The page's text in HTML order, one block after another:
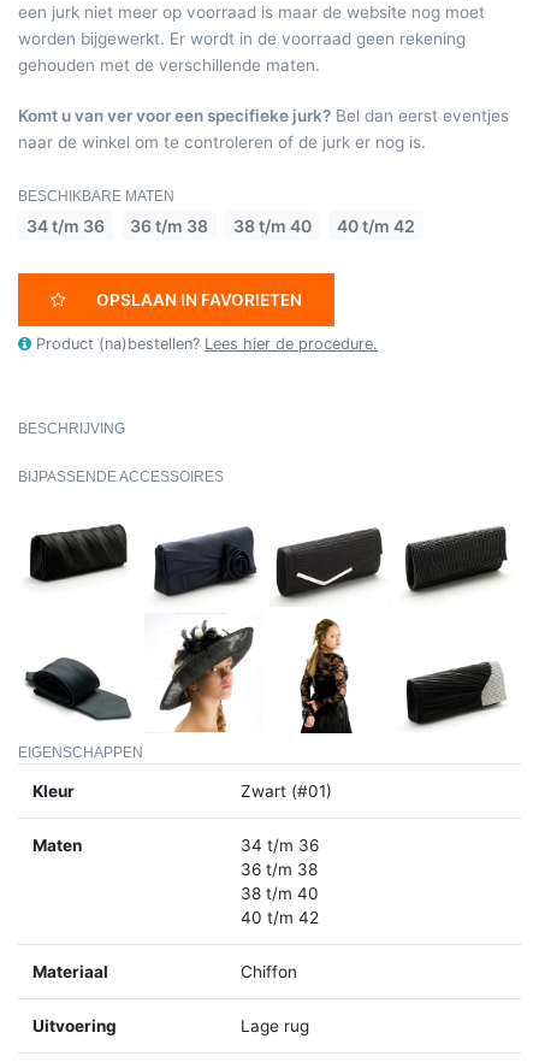
een jurk niet meer op voorraad is maar de website nog moet
worden bijgewerkt. Er wordt in de voorraad geen rekening
gehouden met de verschillende maten.
Komt u van ver voor een specifieke jurk? Bel dan eerst eventjes
naar de winkel om te controleren of de jurk er nog is.
BESCHIKBARE MATEN
34 t/m 36 36 t/m 38 38 t/m 40 40 t/m 42
OPSLAAN IN FAVORIETEN
Product (na)bestellen? Lees hier de procedure.
BESCHRIJVING
BIJPASSENDE ACCESSOIRES
EIGENSCHAPPEN
Kleur Zwart (#01)
Maten
34 t/m 36
36 t/m 38
38 t/m 40
40 t/m 42
Materiaal Chiffon
Uitvoering Lage rug